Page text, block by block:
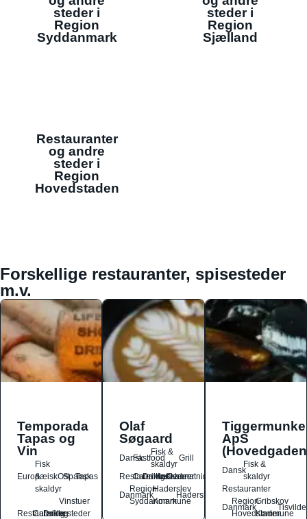
steder i
Region
Syddanmark
steder i
Region
Sjælland
Restauranter
og andre
steder i
Region
Hovedstaden
Forskellige restauranter, spisesteder
m.v.
Temporada
Tapas og
Vin
Europæisk
Fisk
&
skaldyr
OstSpansk
Tapas
Restauranter
Catering
Drikkesteder
Vinstuer
og
Olaf
Søgaard
DanskFastfood
Fisk &
skaldyr
Grill
Restauranter
Catering
Drikkesteder
Kaffebarer
Overnatningssteder
Danmark
Region
Syddanmark
Haderslev
Kommune
Haderslev
ApS
Dansk
Fisk &
skaldyr
Restauranter
Danmark
Region
Hovedstaden
Gribskov
Kommune